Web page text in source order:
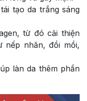
tạo da trắng sáng
từ đó cải thiện
nếp nhăn, đồi mồi,
làn da thêm phần